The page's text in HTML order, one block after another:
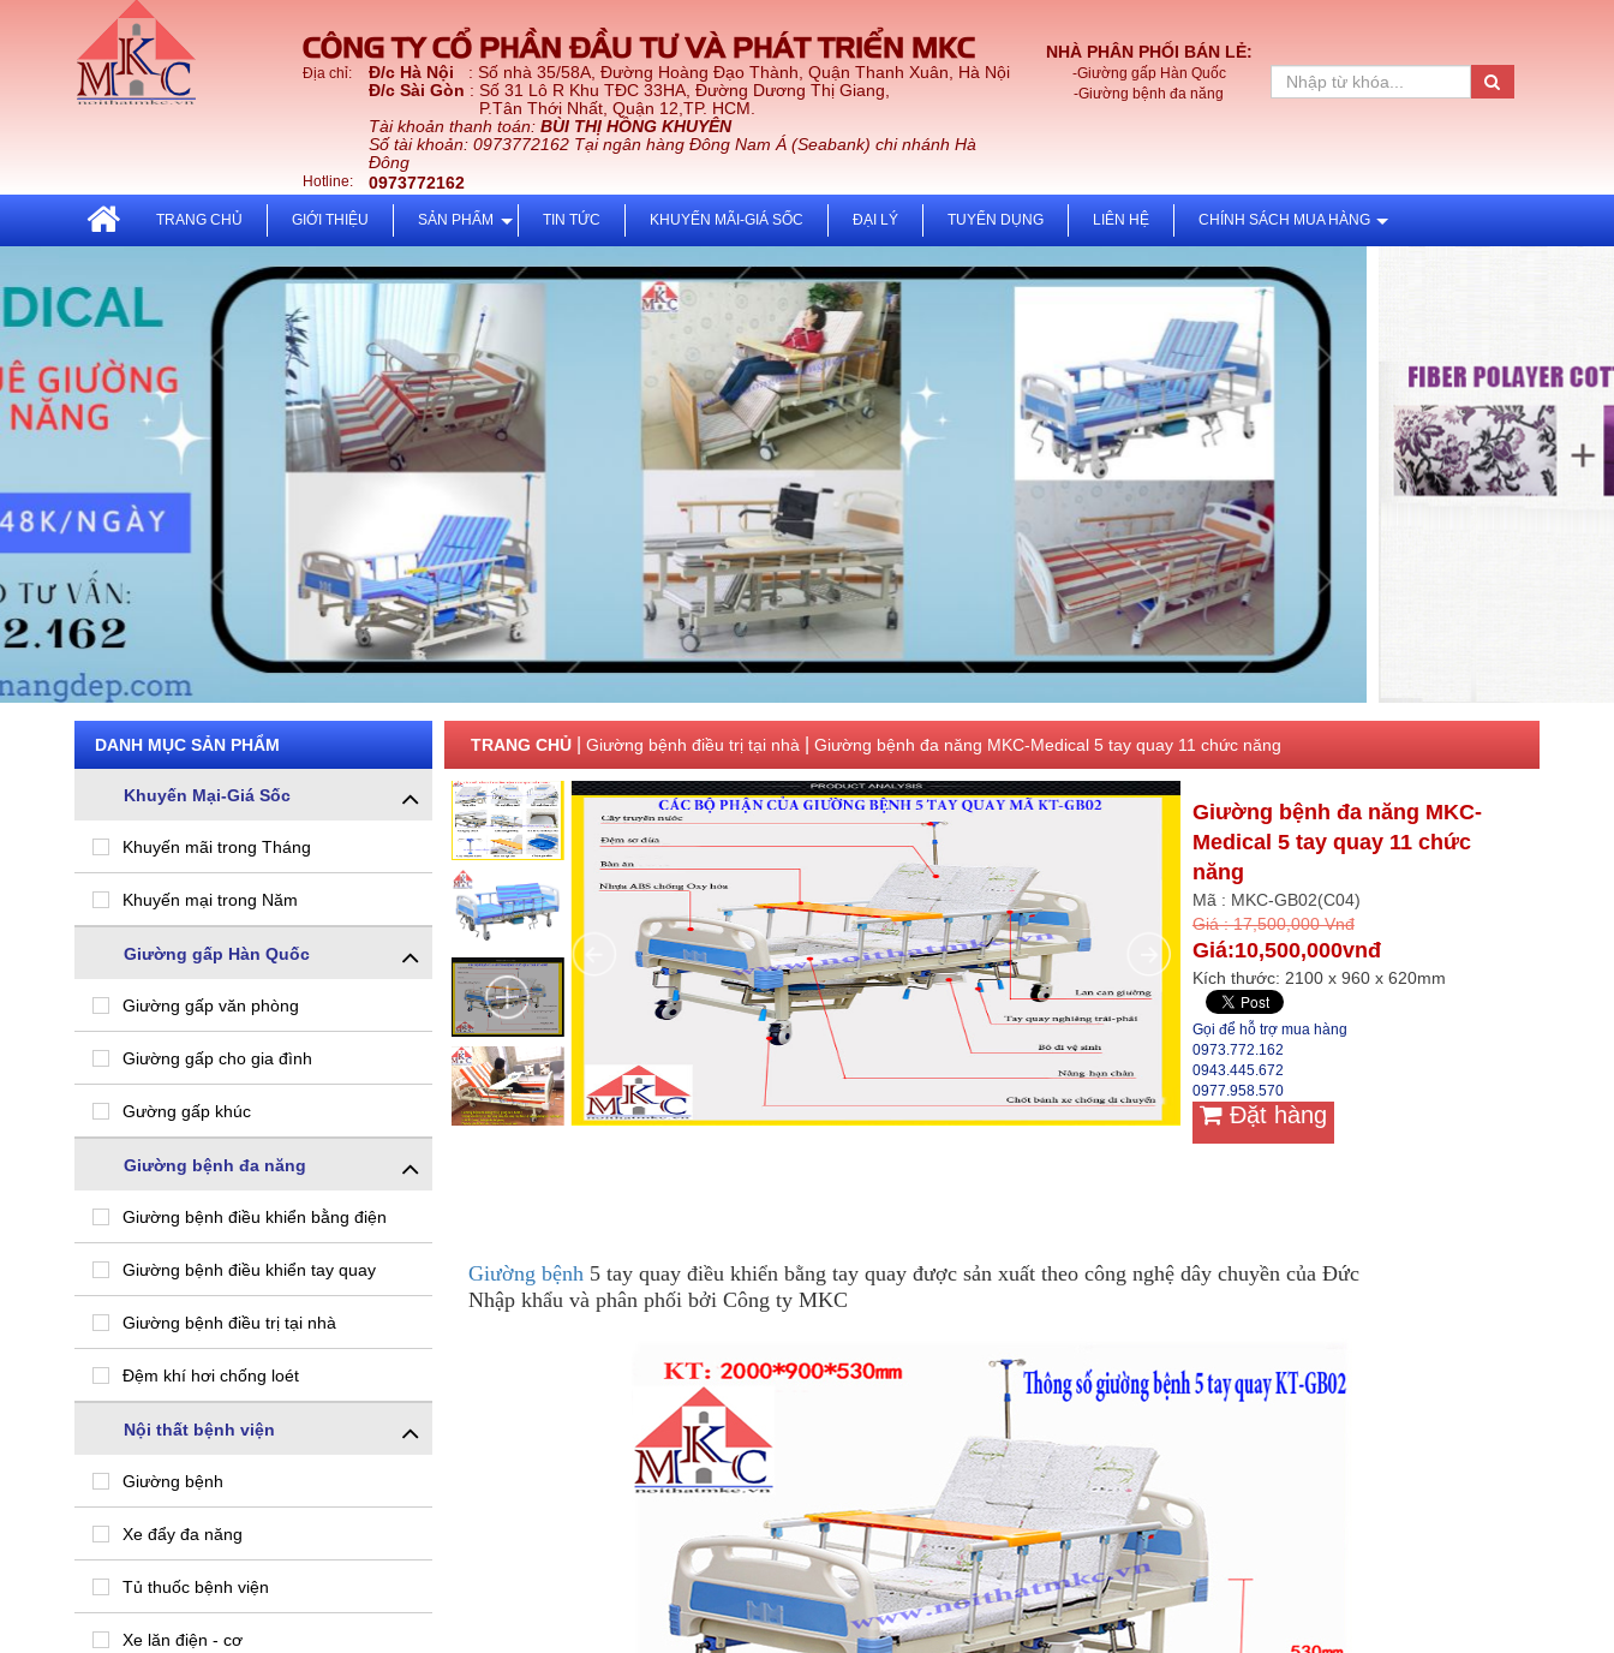
CÔNG TY CỔ PHẦN ĐẦU TƯ VÀ PHÁT TRIỂN MKC
Địa chỉ: Đ/c Hà Nội : Số nhà 35/58A, Đường Hoàng Đạo Thành, Quận Thanh Xuân, Hà Nội
Đ/c Sài Gòn : Số 31 Lô R Khu TĐC 33HA, Đường Dương Thị Giang,
P.Tân Thới Nhất, Quận 12,TP. HCM.
Tài khoản thanh toán: BÙI THỊ HỒNG KHUYÊN
Số tài khoản: 0973772162 Tại ngân hàng Đông Nam Á (Seabank) chi nhánh Hà
Đông
Hotline: 0973772162
NHÀ PHÂN PHỐI BÁN LẺ:
-Giường gấp Hàn Quốc
-Giường bệnh đa năng
TRANG CHỦ GIỚI THIỆU SẢN PHẨM TIN TỨC KHUYẾN MÃI-GIÁ SỐC ĐẠI LÝ TUYỂN DỤNG LIÊN HỆ CHÍNH SÁCH MUA HÀNG
DANH MỤC SẢN PHẨM
Khuyến Mại-Giá Sốc
Khuyến mãi trong Tháng
Khuyến mại trong Năm
Giường gấp Hàn Quốc
Giường gấp văn phòng
Giường gấp cho gia đình
Gường gấp khúc
Giường bệnh đa năng
Giường bệnh điều khiển bằng điện
Giường bệnh điều khiển tay quay
Giường bệnh điều trị tại nhà
Đệm khí hơi chống loét
Nội thất bệnh viện
Giường bệnh
Xe đẩy đa năng
Tủ thuốc bệnh viện
Xe lăn điện - cơ
TRANG CHỦ| Giường bệnh điều trị tại nhà Giường bệnh đa năng MKC-Medical 5 tay quay 11 chức năng
Giường bệnh đa năng MKC-
Medical 5 tay quay 11 chức
năng
Mã : MKC-GB02(C04)
Giá : 17,500,000 Vnđ
Giá:10,500,000vnđ
Kích thước: 2100 x 960 x 620mm
Gọi để hỗ trợ mua hàng
0973.772.162
0943.445.672
0977.958.570
Đặt hàng
Giường bệnh 5 tay quay điều khiển bằng tay quay được sản xuất theo công nghệ dây chuyền của Đức
Nhập khẩu và phân phối bởi Công ty MKC